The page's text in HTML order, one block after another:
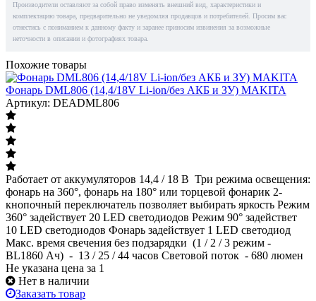
Производители оставляют за собой право изменять внешний вид, характеристики и
комплектацию товара, предварительно не уведомляя продавцов и потребителей. Просим вас
отнестись с пониманием к данному факту и заранее приносим извинения за возможные
неточности в описании и фотографиях товара.
Похожие товары
Фонарь DML806 (14,4/18V Li-ion/без АКБ и ЗУ) MAKITA
Артикул: DEADML806
Работает от аккумуляторов 14,4 / 18 В Три режима освещения:
фонарь на 360°, фонарь на 180° или торцевой фонарик 2-
кнопочный переключатель позволяет выбирать яркость Режим
360° задействует 20 LED светодиодов Режим 90° задействет
10 LED светодиодов Фонарь задействует 1 LED светодиод
Макс. время свечения без подзарядки (1 / 2 / 3 режим -
BL1860 Ач) - 13 / 25 / 44 часов Световой поток - 680 люмен
Не указана цена за 1
Нет в наличии
Заказать товар